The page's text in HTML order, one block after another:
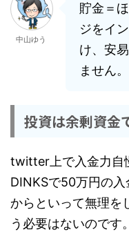
中山ゆう
貯金＝
ジをイ
け、安
ません。
投資は余剰資金
twitter上で入金力自
DINKSで50万円の
からといって無理を
う必要はないのです。